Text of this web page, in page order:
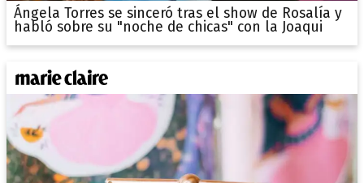
Ángela Torres se sinceró tras el show de Rosalía y
habló sobre su "noche de chicas" con la Joaqui